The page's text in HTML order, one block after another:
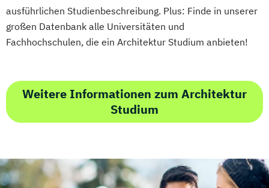
Tax Consulting Tax Management
Technical Management*
Technische Informatik
TransArts - Transdisziplinäre Kunst
Vienna Master of Arts in Applied Human
Rights
ausführlichen Studienbeschreibung. Plus: Finde in unserer
großen Datenbank alle Universitäten und
Fachhochschulen, die ein Architektur Studium anbieten!
Weitere Informationen zum Architektur
Studium